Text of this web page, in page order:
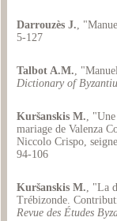
Darrouzès J.,
5-127
Talbot A.M.,
Dictionary of
Kuršanskis M.,
mariage de Valenza
Niccolo Crispo,
94-106
Kuršanskis M., "La
Trébizonde.
Revue des Études